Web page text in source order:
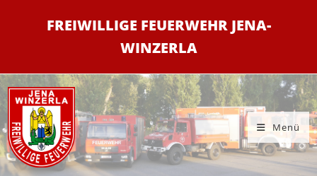
FREIWILLIGE FEUERWEHR JENA-
WINZERLA
Menü